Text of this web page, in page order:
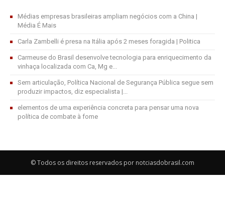
Médias empresas brasileiras ampliam negócios com a China |
Média É Mais
Carla Zambelli é presa na Itália após 2 meses foragida | Politica
Carmeuse do Brasil desenvolve tecnologia para enriquecimento da
vinhaça localizada com Ca, Mg e...
Sem articulação, Política Nacional de Segurança Pública segue sem
produzir impactos, diz especialista |...
elementos de uma experiência concreta para pensar uma nova
política de combate à fome
© Todos os direitos reservados por notciasdobrasil.com